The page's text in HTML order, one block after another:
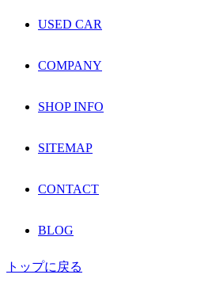
USED CAR
COMPANY
SHOP INFO
SITEMAP
CONTACT
BLOG
トップに戻る